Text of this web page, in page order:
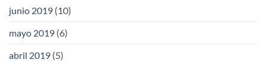
junio 2019 (10)
mayo 2019 (6)
abril 2019 (5)